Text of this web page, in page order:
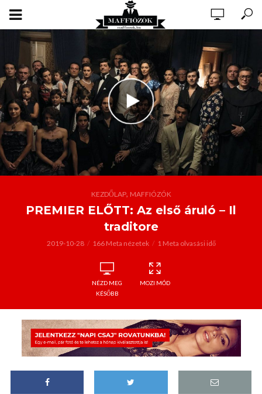
KEZDŐLAP, MAFFIÓZÓK
PREMIER ELŐTT: Az első áruló – Il
traditore
2019-10-28 166 Meta nézetek 1 Meta olvasási idő
NÉZD MEG
KÉSŐBB
MOZI MÓD